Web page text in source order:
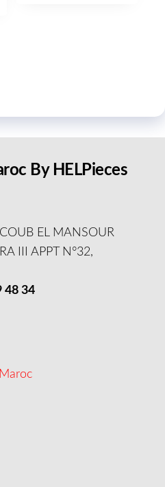
By HELPieces
EL MANSOUR
III APPT N°32,
48 34